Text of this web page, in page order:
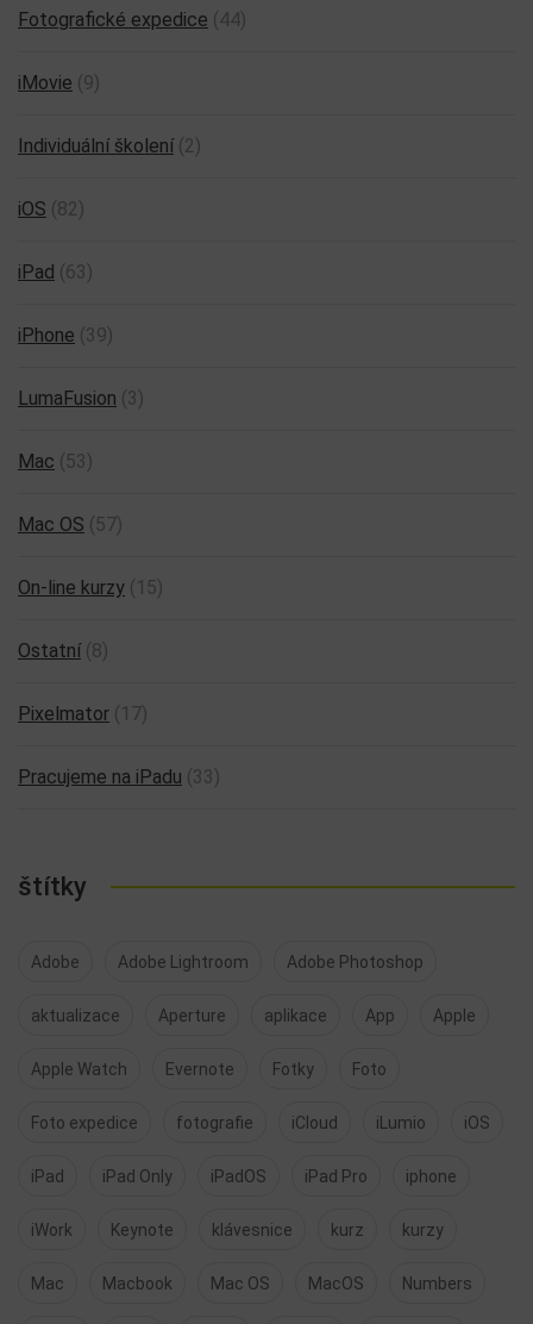
Fotografické expedice (44)
iMovie (9)
Individuální školení (2)
iOS (82)
iPad (63)
iPhone (39)
LumaFusion (3)
Mac (53)
Mac OS (57)
On-line kurzy (15)
Ostatní (8)
Pixelmator (17)
Pracujeme na iPadu (33)
štítky
Adobe Adobe Lightroom Adobe Photoshop
aktualizace Aperture aplikace App Apple
Apple Watch Evernote Fotky Foto
Foto expedice fotografie iCloud iLumio iOS
iPad iPad Only iPadOS iPad Pro iphone
iWork Keynote klávesnice kurz kurzy
Mac Macbook Mac OS MacOS Numbers